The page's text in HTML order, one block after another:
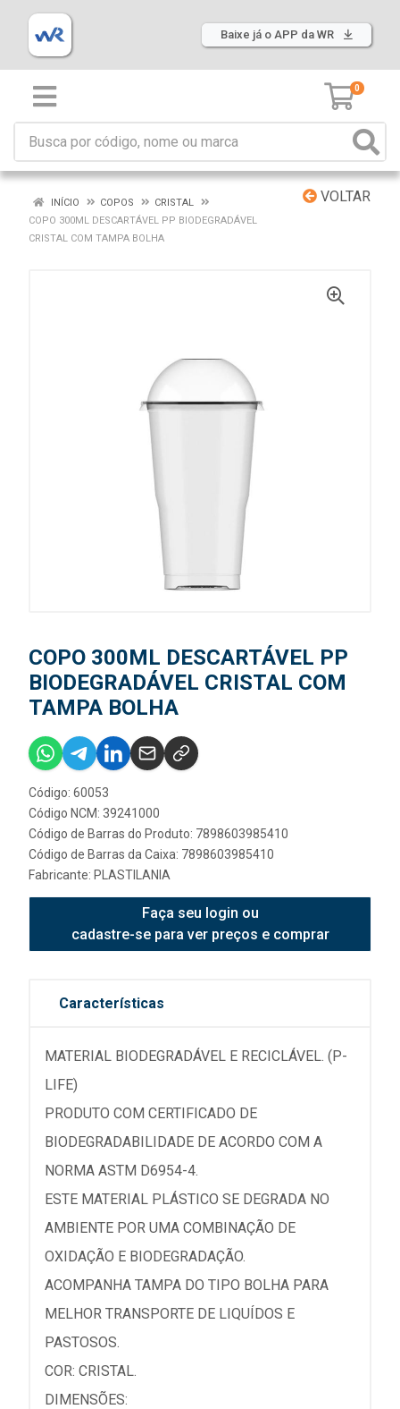
Baixe já o APP da WR
0
VOLTAR
INÍCIO COPOS
CRISTAL
COPO 300ML DESCARTÁVEL PP BIODEGRADÁVEL
CRISTAL COM TAMPA BOLHA
COPO 300ML DESCARTÁVEL PP
BIODEGRADÁVEL CRISTAL COM
TAMPA BOLHA
Código: 60053
Código NCM: 39241000
Código de Barras do Produto: 7898603985410
Código de Barras da Caixa: 7898603985410
Fabricante: PLASTILANIA
Faça seu login ou
cadastre-se para ver preços e comprar
Características
MATERIAL BIODEGRADÁVEL E RECICLÁVEL. (P-
LIFE)
PRODUTO COM CERTIFICADO DE
BIODEGRADABILIDADE DE ACORDO COM A
NORMA ASTM D6954-4.
ESTE MATERIAL PLÁSTICO SE DEGRADA NO
AMBIENTE POR UMA COMBINAÇÃO DE
OXIDAÇÃO E BIODEGRADAÇÃO.
ACOMPANHA TAMPA DO TIPO BOLHA PARA
MELHOR TRANSPORTE DE LIQUÍDOS E
PASTOSOS.
COR: CRISTAL.
DIMENSÕES: